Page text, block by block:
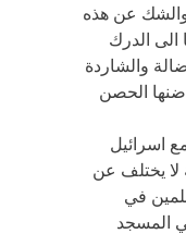
والشك عن هذه
الى الدرك
والشاردة
الحصن
اسرائيل
يختلف عن
في
المسجد